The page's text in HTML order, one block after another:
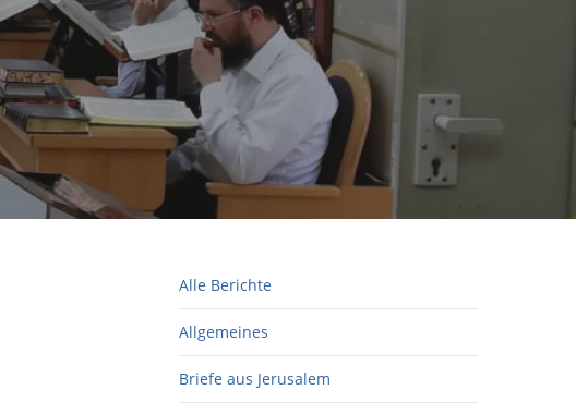
Alle Berichte
Allgemeines
Briefe aus Jerusalem